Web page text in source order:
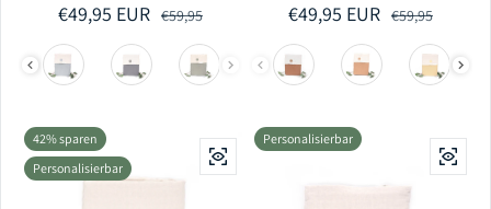
Verkaufspreis
€49,95 EURRegulärer Preis
€59,95 Verkaufspreis
€49,95 EURRegulärer Preis
€59,95
42% sparen
Personalisierbar
Personalisierbar